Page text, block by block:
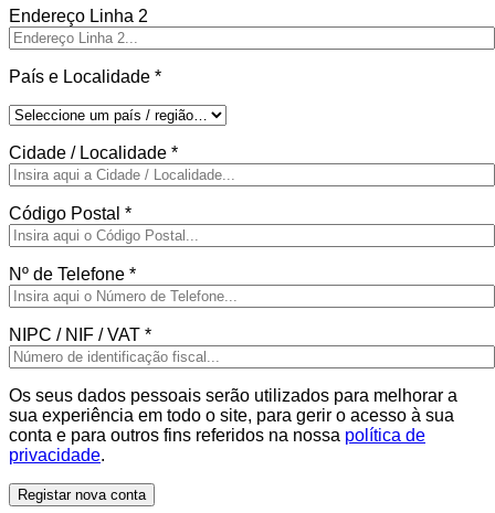
Endereço Linha 2
País e Localidade *
Cidade / Localidade *
Código Postal *
Nº de Telefone *
NIPC / NIF / VAT *
Os seus dados pessoais serão utilizados para melhorar a
sua experiência em todo o site, para gerir o acesso à sua
conta e para outros fins referidos na nossa política de
privacidade.
Registar nova conta